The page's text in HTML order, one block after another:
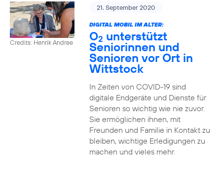
Credits: Henrik Andree
21. September 2020
DIGITAL MOBIL IM ALTER:
O2 unterstützt
Seniorinnen und
Senioren vor Ort in
Wittstock
In Zeiten von COVID-19 sind
digitale Endgeräte und Dienste für
Senioren so wichtig wie nie zuvor.
Sie ermöglichen ihnen, mit
Freunden und Familie in Kontakt zu
bleiben, wichtige Erledigungen zu
machen und vieles mehr.